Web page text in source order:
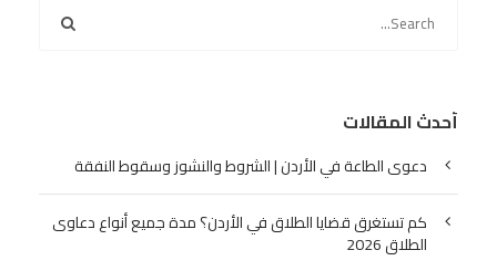
أحدث المقالات
دعوى الطاعة في الأردن | الشروط والنشوز وسقوط النفقة
كم تستغرق قضايا الطلاق في الأردن؟ مدة جميع أنواع دعاوى
الطلاق 2026